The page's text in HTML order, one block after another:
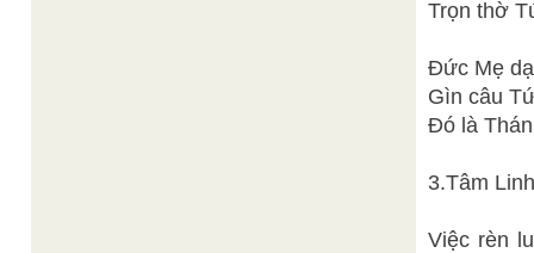
Trọn thờ
Đức Mẹ
Gìn câu
Đó là
3.Tâm Linh
Việc rèn